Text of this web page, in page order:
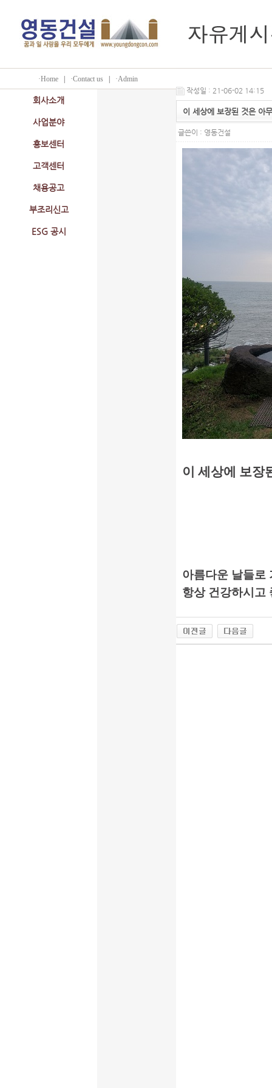
·Home ·Contact us ·Admin
회사소개
사업분야
홍보센터
고객센터
채용공고
부조리신고
ESG 공시
작성일 : 21-06-02 14:15
이 세상에 보장된 것은 아
글쓴이 : 영동건설
이 세상에 보장
아름다운 날들로
항상 건강하시고